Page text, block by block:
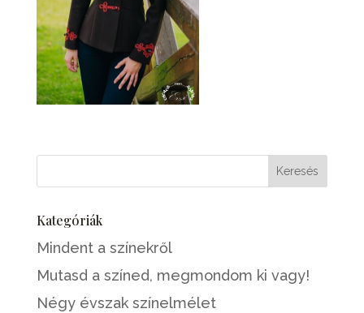
Kategóriák
Mindent a színekről
Mutasd a színed, megmondom ki vagy!
Négy évszak színelmélet